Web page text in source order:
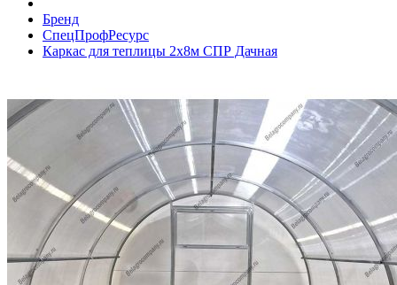
Бренд
СпецПрофРесурс
Каркас для теплицы 2х8м СПР Дачная